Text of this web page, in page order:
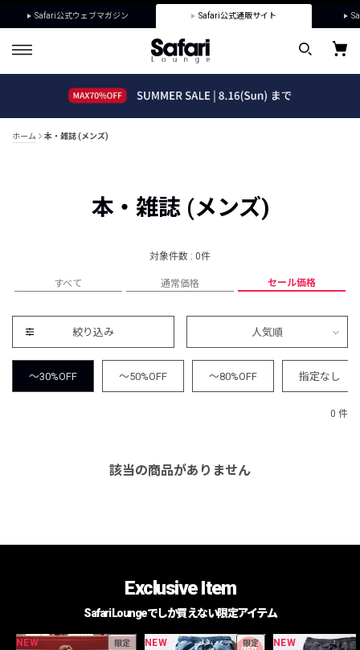
Safari公式ウェブマガジン Safari公式通販サイト
ホーム 本・雑誌 (メンズ)
本・雑誌 (メンズ)
対象件数 : 0件
すべて 通常価格 セール価格
絞り込み 人気順
～30%OFF ～50%OFF ～80%OFF 指定なし
0 件
該当の商品がありません
Exclusive Item
Safari Loungeでしか買えない限定アイテム
NEW 限定 NEW 限定 NEW